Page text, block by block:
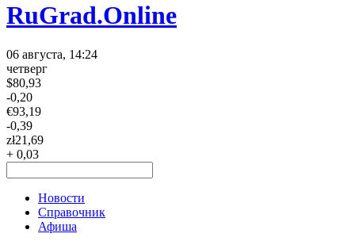
RuGrad.Online
06 августа, 14:24
четверг
$80,93
-0,20
€93,19
-0,39
zł21,69
+ 0,03
Новости
Справочник
Афиша